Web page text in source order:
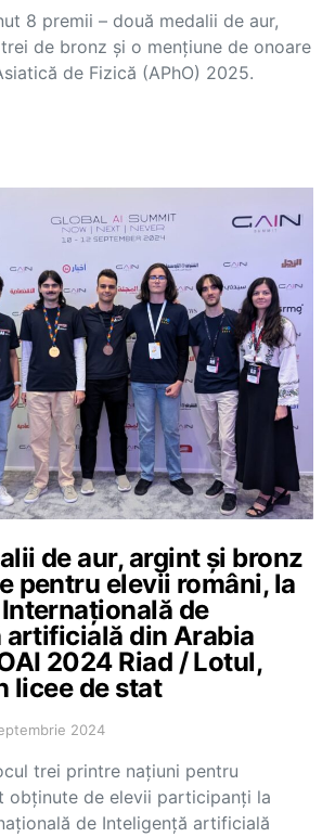
8 premii – două medalii de aur,
de bronz și o mențiune de onoare
de Fizică (APhO) 2025.
de aur, argint și bronz
pentru elevii români, la
de
artificială din Arabia
2024 Riad / Lotul,
licee de stat
2024
trei printre națiuni pentru
obținute de elevii participanți la
de Inteligență artificială